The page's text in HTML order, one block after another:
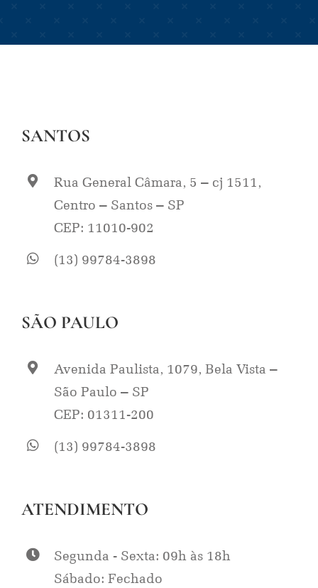
SANTOS
Rua General Câmara, 5 – cj 1511,
Centro – Santos – SP
CEP: 11010-902
(13) 99784-3898
SÃO PAULO
Avenida Paulista, 1079, Bela Vista –
São Paulo – SP
CEP: 01311-200
(13) 99784-3898
ATENDIMENTO
Segunda - Sexta: 09h às 18h
Sábado: Fechado